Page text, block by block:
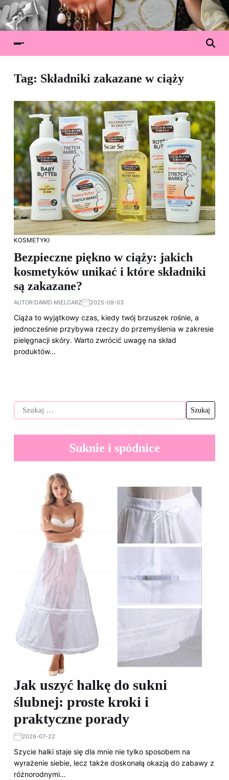
Tag: Składniki zakazane w ciąży
KOSMETYKI
Bezpieczne piękno w ciąży: jakich
kosmetyków unikać i które składniki
są zakazane?
AUTOR:DAWID MIELCARZ 2025-09-03
Ciąża to wyjątkowy czas, kiedy twój brzuszek rośnie, a
jednocześnie przybywa rzeczy do przemyślenia w zakresie
pielęgnacji skóry. Warto zwrócić uwagę na skład
produktów…
Suknie i spódnice
Jak uszyć halkę do sukni
ślubnej: proste kroki i
praktyczne porady
2026-07-22
Szycie halki staje się dla mnie nie tylko sposobem na
wyrażenie siebie, lecz także doskonałą okazją do zabawy z
różnorodnymi…